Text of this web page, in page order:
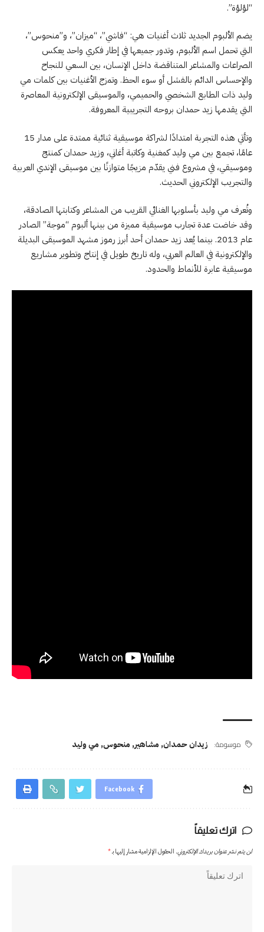
“لؤلؤة”.
يضم الألبوم الجديد ثلاث أغنيات هي: “فاشي”، “ميزان”، و”منحوس”،
التي تحمل اسم الألبوم، وتدور جميعها في إطار فكري واحد يعكس
الصراعات والمشاعر المتناقضة داخل الإنسان، بين السعي للنجاح
والإحساس الدائم بالفشل أو سوء الحظ. وتمزج الأغنيات بين كلمات مي
وليد ذات الطابع الشخصي والحميمي، والموسيقى الإلكترونية المعاصرة
التي يقدمها زيد حمدان بروحه التجريبية المعروفة.
وتأتي هذه التجربة امتدادًا لشراكة موسيقية ثنائية ممتدة على مدار 15
عامًا، تجمع بين مي وليد كمغنية وكاتبة أغاني، وزيد حمدان كمنتج
وموسيقي، في مشروع فني يقدّم مزيجًا متوازنًا بين موسيقى الإندي العربية
والتجريب الإلكتروني الحديث.
وتُعرف مي وليد بأسلوبها الغنائي القريب من المشاعر وكتابتها الصادقة،
وقد خاضت عدة تجارب موسيقية مميزة من بينها ألبوم “موجة” الصادر
عام 2013. بينما يُعد زيد حمدان أحد أبرز رموز مشهد الموسيقى البديلة
والإلكترونية في العالم العربي، وله تاريخ طويل في إنتاج وتطوير مشاريع
موسيقية عابرة للأنماط والحدود.
موسومة: زيدان حمدان, مشاهير, منحوس, مي وليد
Facebook
اترك تعليقاً
لن يتم نشر عنوان بريدك الإلكتروني. الحقول الإلزامية مشار إليها بـ*